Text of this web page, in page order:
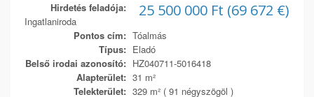
25 500 000 Ft (69 672 €)
Hirdetés feladója:
Ingatlaniroda
Pontos cím: Tóalmás
Típus: Eladó
Belső irodai azonosító: HZ040711-5016418
Alapterület: 31 m²
Telekterület: 329 m² ( 91 négyszögöl )